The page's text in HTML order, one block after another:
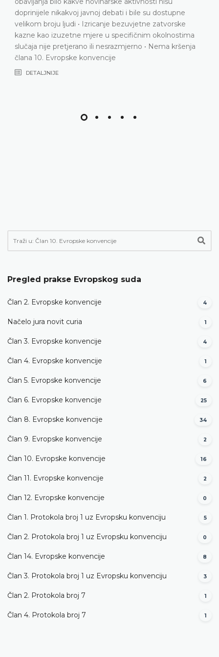
kakvoj stilskoj, retoričkoj ili književnoj svrsi • Viralno
širenje videa • Domaći sudovi proveli su detaljan test
proporcionalnosti • Nema kršenja člana 10. Evropske
konvencije
DETALJNIJE
Pregled prakse Evropskog suda
Član 2. Evropske konvencije 4
Načelo jura novit curia 1
Član 3. Evropske konvencije 4
Član 4. Evropske konvencije 1
Član 5. Evropske konvencije 6
Član 6. Evropske konvencije 25
Član 8. Evropske konvencije 34
Član 9. Evropske konvencije 2
Član 10. Evropske konvencije 16
Član 11. Evropske konvencije 2
Član 12. Evropske konvencije 0
Član 1. Protokola broj 1 uz Evropsku konvenciju 5
Član 2. Protokola broj 1 uz Evropsku konvenciju 0
Član 14. Evropske konvencije 8
Član 3. Protokola broj 1 uz Evropsku konvenciju 3
Član 2. Protokola broj 7 1
Član 4. Protokola broj 7 1